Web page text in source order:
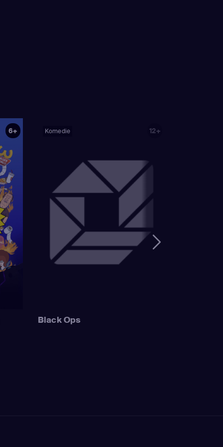
voice)
Nancy Cartwright
Hank Azaria
/ Clancy
/
Simpson /
Mel /
Quimby)
Simpson / Patty
/ Ralph
/ Comic
6+ Komedie 12+
Black Ops